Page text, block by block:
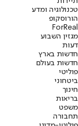
טכנולוגיה ומדע
הורוסקופ
ForReal
מגזין השבוע
דעות
חדשות בארץ
חדשות בעולם
פוליטי
ביטחוני
חינוך
בריאות
משפט
תחבורה